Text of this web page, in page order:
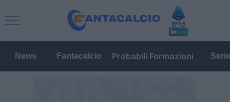
News Fantacalcio Probabili Formazioni